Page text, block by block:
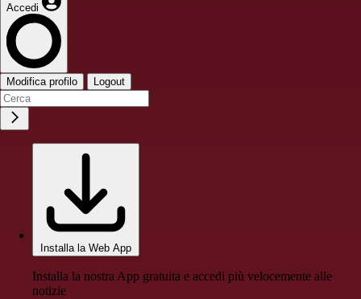
Accedi
Modifica profilo Logout
Installa la Web App
Installa la nostra App gratuita e accedi più velocemente alle
notizie